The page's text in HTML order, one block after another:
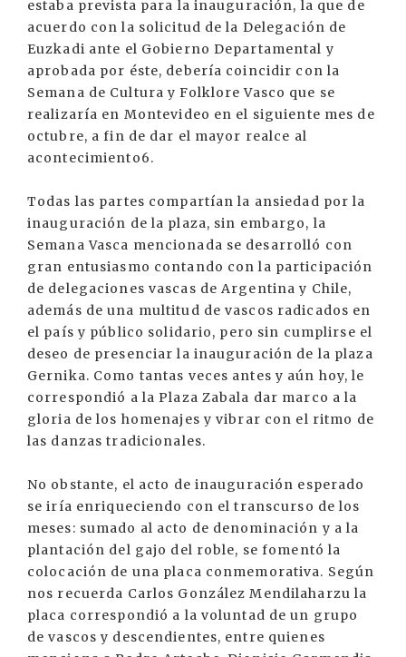
estaba prevista para la inauguración, la que de
acuerdo con la solicitud de la Delegación de
Euzkadi ante el Gobierno Departamental y
aprobada por éste, debería coincidir con la
Semana de Cultura y Folklore Vasco que se
realizaría en Montevideo en el siguiente mes de
octubre, a fin de dar el mayor realce al
acontecimiento6.
Todas las partes compartían la ansiedad por la
inauguración de la plaza, sin embargo, la
Semana Vasca mencionada se desarrolló con
gran entusiasmo contando con la participación
de delegaciones vascas de Argentina y Chile,
además de una multitud de vascos radicados en
el país y público solidario, pero sin cumplirse el
deseo de presenciar la inauguración de la plaza
Gernika. Como tantas veces antes y aún hoy, le
correspondió a la Plaza Zabala dar marco a la
gloria de los homenajes y vibrar con el ritmo de
las danzas tradicionales.
No obstante, el acto de inauguración esperado
se iría enriqueciendo con el transcurso de los
meses: sumado al acto de denominación y a la
plantación del gajo del roble, se fomentó la
colocación de una placa conmemorativa. Según
nos recuerda Carlos González Mendilaharzu la
placa correspondió a la voluntad de un grupo
de vascos y descendientes, entre quienes